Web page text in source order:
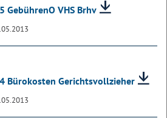
GebührenO VHS Brhv
Bürokosten Gerichtsvollzieher